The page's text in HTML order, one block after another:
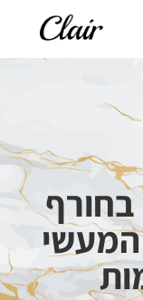
בחורף
המעשי